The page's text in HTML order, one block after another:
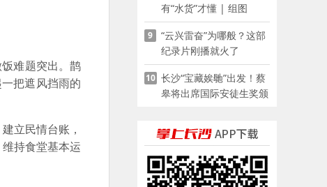
难题突出。鹊
把遮风挡雨的
立民情台账，
持食堂基本运
有“水货”才懂 | 组图
9
“云兴雷奋”为哪般？这部
纪录片刚播就火了
10 长沙“宝藏娭毑”出发！蔡
皋将出席国际安徒生奖颁